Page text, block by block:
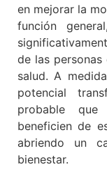
en mejorar la
función
de las
salud. A
potencial
probable
beneficien de
abriendo un
bienestar.